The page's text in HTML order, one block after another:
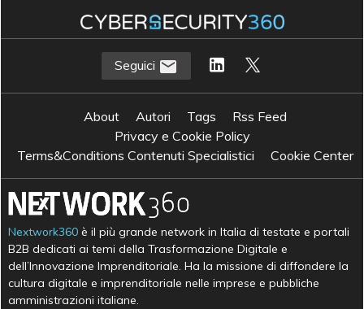
Seguici
About Autori Tags
Rss Feed
Privacy e Cookie Policy
Terms&Conditions Contenuti Specialistici
Cookie Center
Nextwork360 è il più grande network in Italia di testate e portali
B2B dedicati ai temi della Trasformazione Digitale e
dell’Innovazione Imprenditoriale. Ha la missione di diffondere la
cultura digitale e imprenditoriale nelle imprese e pubbliche
amministrazioni italiane.